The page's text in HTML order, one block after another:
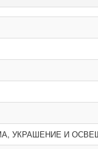
УКРАШЕНИЕ И